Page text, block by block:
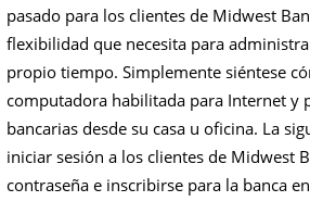
pasado para los clientes de Midwest
flexibilidad que necesita para
propio tiempo. Simplemente siéntese
computadora habilitada para Internet y
bancarias desde su casa u oficina. La
iniciar sesión a los clientes de Midwest
contraseña e inscribirse para la banca